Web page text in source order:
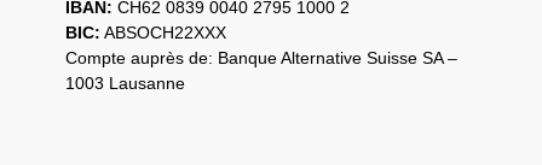
IBAN: CH62 0839 0040 2795 1000 2
BIC: ABSOCH22XXX
Compte auprès de: Banque Alternative Suisse SA –
1003 Lausanne